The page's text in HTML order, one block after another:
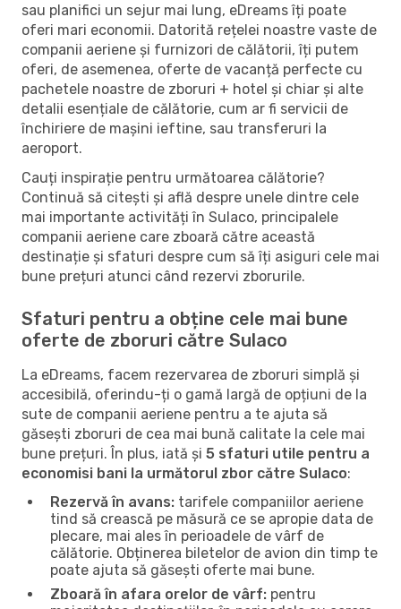
sau planifici un sejur mai lung, eDreams îți poate
oferi mari economii. Datorită rețelei noastre vaste de
companii aeriene și furnizori de călătorii, îți putem
oferi, de asemenea, oferte de vacanță perfecte cu
pachetele noastre de zboruri + hotel și chiar și alte
detalii esențiale de călătorie, cum ar fi servicii de
închiriere de mașini ieftine, sau transferuri la
aeroport.
Cauți inspirație pentru următoarea călătorie?
Continuă să citești și află despre unele dintre cele
mai importante activități în Sulaco, principalele
companii aeriene care zboară către această
destinație și sfaturi despre cum să îți asiguri cele mai
bune prețuri atunci când rezervi zborurile.
Sfaturi pentru a obține cele mai bune
oferte de zboruri către Sulaco
La eDreams, facem rezervarea de zboruri simplă și
accesibilă, oferindu-ți o gamă largă de opțiuni de la
sute de companii aeriene pentru a te ajuta să
găsești zboruri de cea mai bună calitate la cele mai
bune prețuri. În plus, iată și 5 sfaturi utile pentru a
economisi bani la următorul zbor către Sulaco:
Rezervă în avans: tarifele companiilor aeriene
tind să crească pe măsură ce se apropie data de
plecare, mai ales în perioadele de vârf de
călătorie. Obținerea biletelor de avion din timp te
poate ajuta să găsești oferte mai bune.
Zboară în afara orelor de vârf: pentru